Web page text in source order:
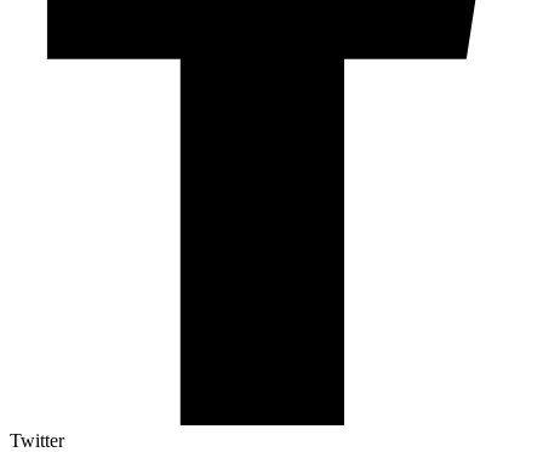
Twitter